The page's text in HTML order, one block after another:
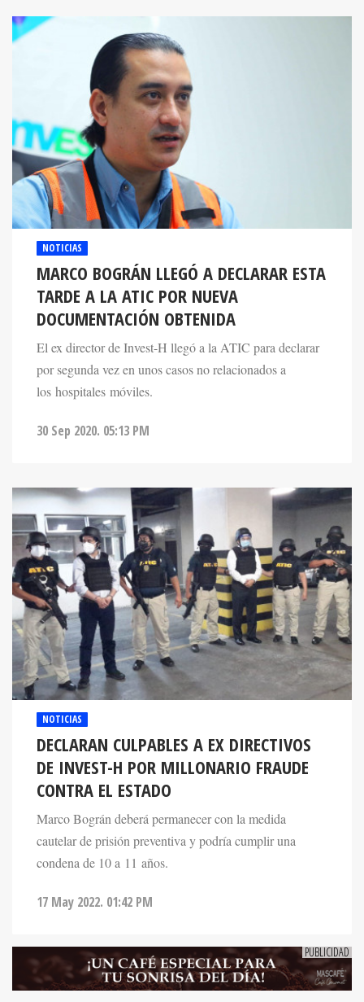
NOTICIAS
MARCO BOGRÁN LLEGÓ A DECLARAR ESTA
TARDE A LA ATIC POR NUEVA
DOCUMENTACIÓN OBTENIDA
El ex director de Invest-H llegó a la ATIC para declarar
por segunda vez en unos casos no relacionados a
los hospitales móviles.
30 Sep 2020. 05:13 PM
NOTICIAS
DECLARAN CULPABLES A EX DIRECTIVOS
DE INVEST-H POR MILLONARIO FRAUDE
CONTRA EL ESTADO
Marco Bográn deberá permanecer con la medida
cautelar de prisión preventiva y podría cumplir una
condena de 10 a 11 años.
17 May 2022. 01:42 PM